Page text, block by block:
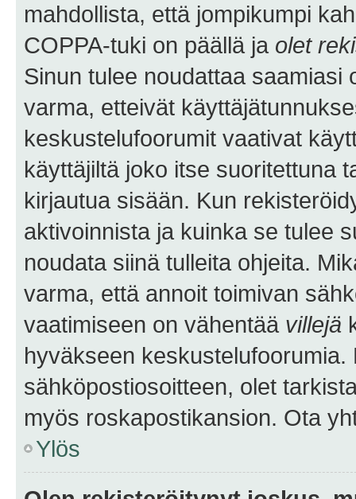
mahdollista, että jompikumpi
COPPA-tuki on päällä ja olet
Sinun tulee noudattaa saamiasi
varma, etteivät
keskustelufoorumit vaativat
käyttäjiltä joko itse suoritettuna
kirjautua sisään. Kun
aktivoinnista ja kuinka se tulee
noudata siinä tulleita ohjeita.
varma, että annoit toimivan
vaatimiseen on vähentää villejä
hyväkseen
sähköpostiosoitteen, olet
myös roskapostikansion. Ota
Ylös